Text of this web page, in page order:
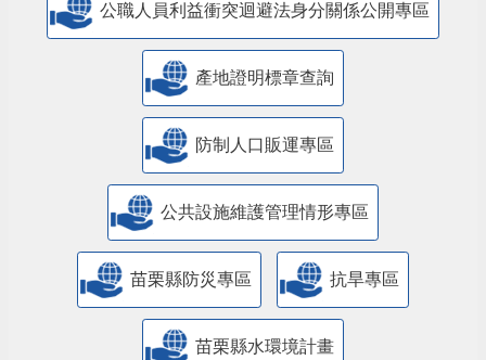
公職人員利益衝突迴避法身分關係公開專區
產地證明標章查詢
防制人口販運專區
​公共設施維護管理情形專區
苗栗縣防災專區 抗旱專區
苗栗縣水環境計畫